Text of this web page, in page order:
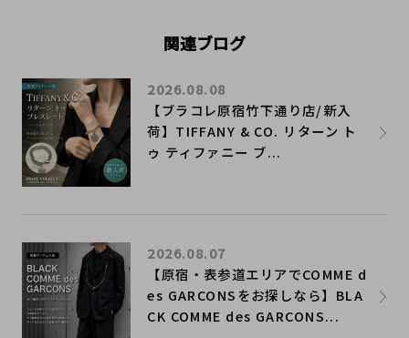
関連ブログ
【ブラコレ原宿竹下通り店/新入
荷】TIFFANY & CO. リターン ト
ゥ ティファニー ブ...
2026.08.08
【原宿・表参道エリアでCOMME d
es GARCONSをお探しなら】BLA
CK COMME des GARCONS...
2026.08.07